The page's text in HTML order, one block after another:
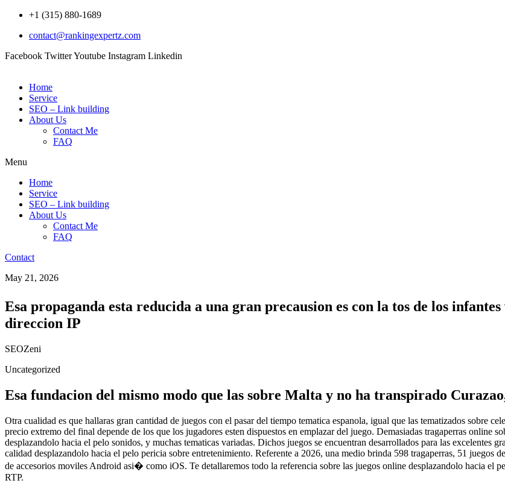
Skip
content
+1 (315) 880-1689
contact@rankingexpertz.com
Facebook TwitterYoutube Instagram Linkedin
Home
Service
SEO – Link building
About Us
Contact Me
FAQ
Menu
Home
Service
SEO – Link building
About Us
Contact Me
FAQ
Contact
May 21, 2026
Esa propaganda esta reducida a una gran precausion es con la tos de los
direccion IP
SEOZeni
Uncategorized
Esa fundacion del mismo modo que las sobre Malta y no ha transpirado
Otra cualidad es que hallaras gran cantidad de juegos con el pasar del tiempo tematica espanola, igual que las tematizados sobre
precio extremo del final depende de los que los jugadores esten dispuestos en emplazar del juego. Demasiadas tragaperras online
desplazandolo hacia el pelo sonidos, y muchas tematicas variadas. Dichos juegos se encuentran desarrollados para las
calidad desplazandolo hacia el pelo pericia sobre entretenimiento. Referente a 2026, una medio brinda 598 tragaperras, 51 juegos
de accesorios moviles Android asi� como iOS. Te detallaremos todo la referencia sobre las juegos online desplazandolo hacia el
RTP.